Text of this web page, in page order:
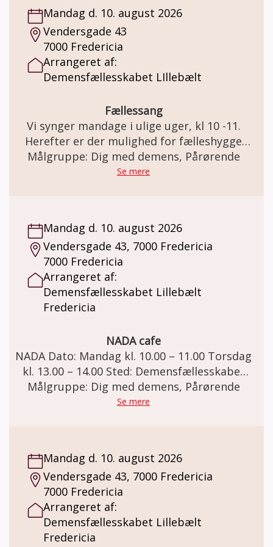
Mandag d. 10. august 2026
Vendersgade 43
7000 Fredericia
Arrangeret af:
Demensfællesskabet LIllebælt
Fællessang
Vi synger mandage i ulige uger, kl 10 -11.
Herefter er der mulighed for fælleshygge
med en kop kaffe. Pårørende er meget
Målgruppe: Dig med demens, Pårørende
Se mere
Mandag d. 10. august 2026
Vendersgade 43, 7000 Fredericia
7000 Fredericia
Arrangeret af:
Demensfællesskabet Lillebælt
Fredericia
NADA cafe
NADA Dato: Mandag kl. 10.00 – 11.00 Torsdag
kl. 13.00 – 14.00 Sted: Demensfællesskabet
Lillebælt. Vendersgade 43, 7000 Fredericia.
Demensteamet tilbyder NADA til mennesker
ressourcer og øge trivsel og velvære.
Metoden består af 5 små tynde nåle som
sættes i hvert øre. Nålene er sterile
engangsnåle, som altid kasseres efter brug.
Nålene sidder i øret i 45 minutter hvorefter
de fjernes. For at opnå fuld effekt, bør
Målgruppe: Dig med demens, Pårørende
Se mere
Mandag d. 10. august 2026
Vendersgade 43, 7000 Fredericia
7000 Fredericia
Arrangeret af:
Demensfællesskabet Lillebælt
Fredericia